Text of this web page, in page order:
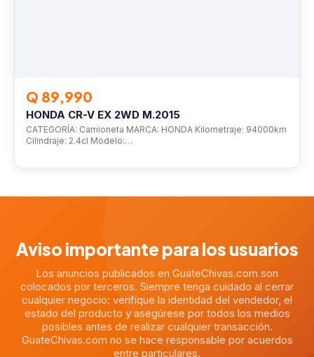
Q 89,990
HONDA CR-V EX 2WD M.2015
CATEGORÍA: Camioneta MARCA: HONDA Kilometraje: 94000km
Cilindraje: 2.4cl Modelo:…
Aviso importante para los usuarios
Los anuncios publicados en GuateChivas.com son
colocados por terceros. Siempre tenga cuidado al cerrar
cualquier negocio: verifique la identidad del vendedor, el
estado del producto y asegúrese por todos los medios
posibles antes de realizar cualquier transacción.
GuateChivas.com no se hace responsable por acuerdos
entre particulares.